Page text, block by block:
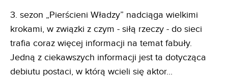
3. sezon „Pierścieni Władzy” nadciąga wielkimi
krokami, w związki z czym - siłą rzeczy - do sieci
trafia coraz więcej informacji na temat fabuły.
Jedną z ciekawszych informacji jest ta dotycząca
debiutu postaci, w którą wcieli się aktor...